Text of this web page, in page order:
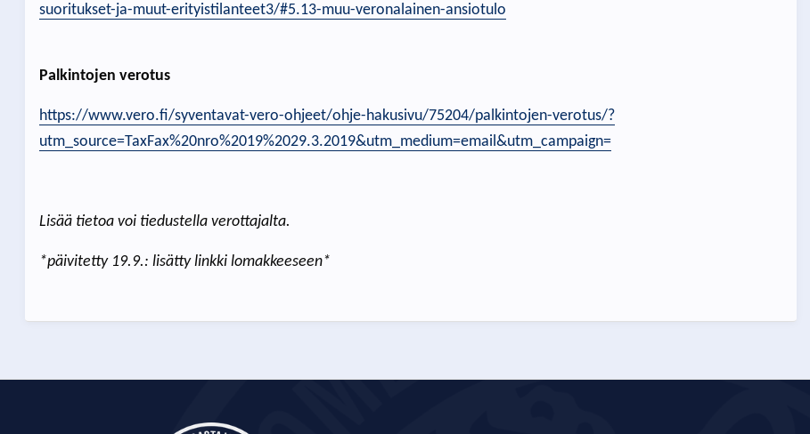
suoritukset-ja-muut-erityistilanteet3/#5.13-muu-veronalainen-ansiotulo
Palkintojen verotus
https://www.vero.fi/syventavat-vero-ohjeet/ohje-hakusivu/75204/palkintojen-verotus/?
utm_source=TaxFax%20nro%2019%2029.3.2019&utm_medium=email&utm_campaign=
Lisää tietoa voi tiedustella verottajalta.
*päivitetty 19.9.: lisätty linkki lomakkeeseen*